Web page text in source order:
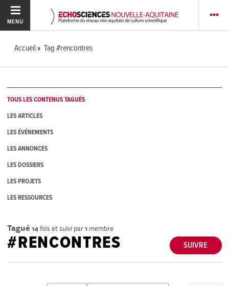
MENU
Accueil Tag #rencontres
TOUS LES CONTENUS TAGUÉS
LES ARTICLES
LES ÉVÉNEMENTS
LES ANNONCES
LES DOSSIERS
LES PROJETS
LES RESSOURCES
Tagué 14fois et suivi par1 membre
SUIVRE
#RENCONTRES